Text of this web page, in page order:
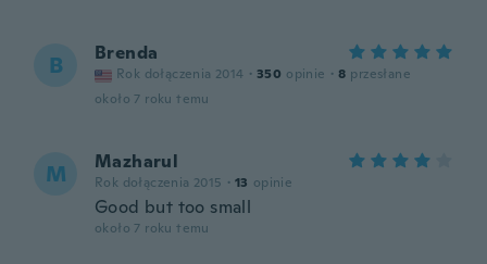
B Brenda
Rok dołączenia 2014 · 350 opinie · 8 przesłane
około 7 roku temu
M Mazharul
Rok dołączenia 2015 · 13 opinie
Good but too small
około 7 roku temu